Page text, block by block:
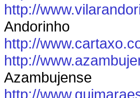
http://
Andorinho
http://
http://
Azambujense
http://